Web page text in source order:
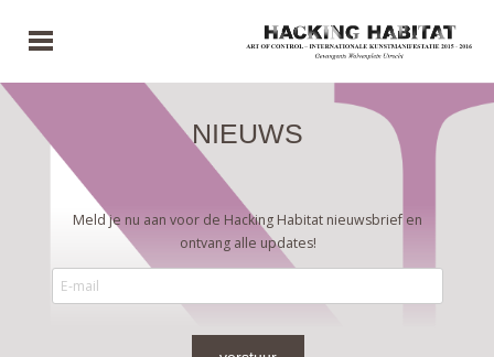
NIEUWS
Meld je nu aan voor de Hacking Habitat nieuwsbrief en
ontvang alle updates!